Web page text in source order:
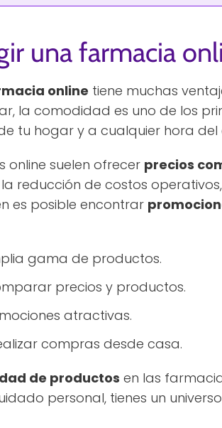
una farmacia
online tiene muchas
la comodidad es uno de los
tu hogar y a cualquier hora del
online suelen ofrecer precios
reducción de costos
es posible encontrar
gama de productos.
precios y productos.
atractivas.
compras desde casa.
de productos en las
personal, tienes un